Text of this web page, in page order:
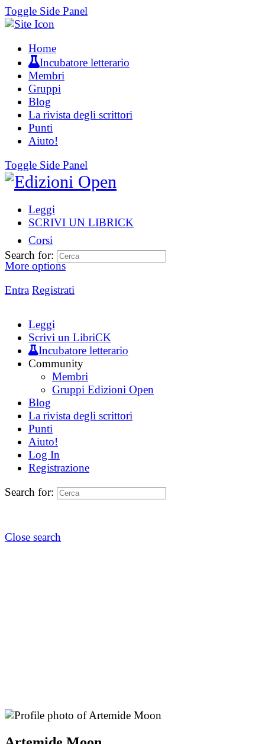
Toggle Side Panel
Home
Incubatore letterario
Membri
Gruppi
Blog
La rivista degli scrittori
Punti
Aiuto!
Toggle Side Panel
Leggi
SCRIVI UN LIBRICK
Corsi
More options
Entra Registrati
Search for:
Leggi
Scrivi un LibriCK
Incubatore letterario
Community
Membri
Gruppi Edizioni Open
Blog
La rivista degli scrittori
Punti
Aiuto!
Log In
Registrazione
Search for:
Close search